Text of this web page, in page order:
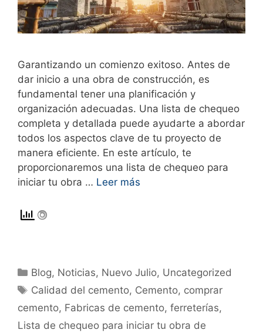
Garantizando un comienzo exitoso. Antes de
dar inicio a una obra de construcción, es
fundamental tener una planificación y
organización adecuadas. Una lista de chequeo
completa y detallada puede ayudarte a abordar
todos los aspectos clave de tu proyecto de
manera eficiente. En este artículo, te
proporcionaremos una lista de chequeo para
iniciar tu obra … Leer más
Blog, Noticias, Nuevo Julio, Uncategorized
Calidad del cemento, Cemento, comprar
cemento, Fabricas de cemento, ferreterías,
Lista de chequeo para iniciar tu obra de